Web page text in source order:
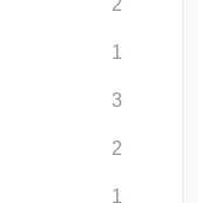
1
3
2
1